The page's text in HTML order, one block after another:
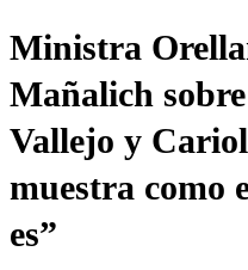
Ministra
Mañalich
Vallejo y
muestra como
es”